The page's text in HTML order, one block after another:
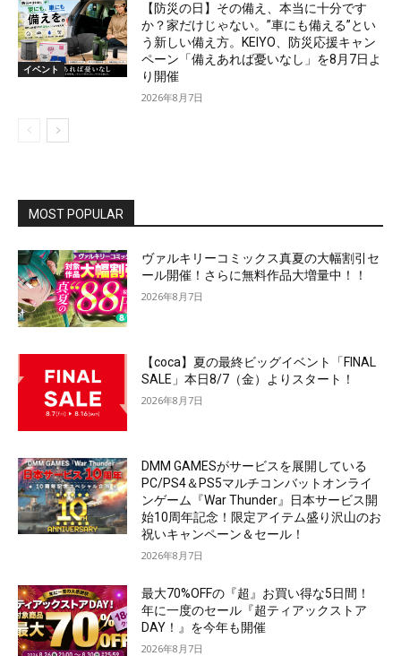
イベント
【防災の日】その備え、本当に十分です
か？家だけじゃない。”車にも備える”とい
う新しい備え方。KEIYO、防災応援キャン
ペーン「備えあれば憂いなし」を8月7日よ
り開催
2026年8月7日
MOST POPULAR
ヴァルキリーコミックス真夏の大幅割引セ
ール開催！さらに無料作品大増量中！！
2026年8月7日
【coca】夏の最終ビッグイベント「FINAL
SALE」本日8/7（金）よりスタート！
2026年8月7日
DMM GAMESがサービスを展開している
PC/PS4＆PS5マルチコンバットオンライ
ンゲーム『War Thunder』日本サービス開
始10周年記念！限定アイテム盛り沢山のお
祝いキャンペーン＆セール！
2026年8月7日
最大70%OFFの『超』お買い得な5日間！
年に一度のセール『超ティアックストア
DAY！』を今年も開催
2026年8月7日